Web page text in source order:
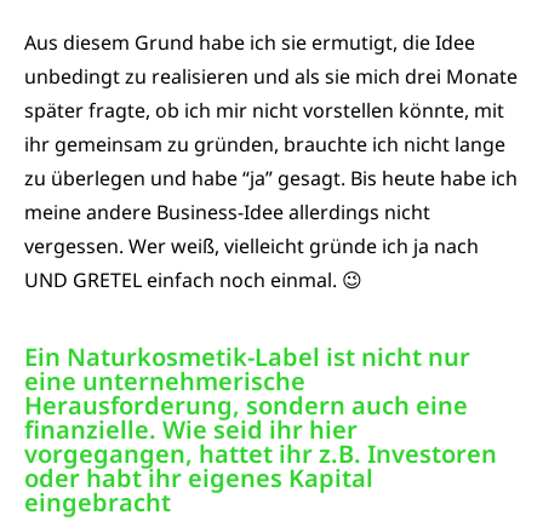
Aus diesem Grund habe ich sie ermutigt, die Idee
unbedingt zu realisieren und als sie mich drei Monate
später fragte, ob ich mir nicht vorstellen könnte, mit
ihr gemeinsam zu gründen, brauchte ich nicht lange
zu überlegen und habe “ja” gesagt. Bis heute habe ich
meine andere Business-Idee allerdings nicht
vergessen. Wer weiß, vielleicht gründe ich ja nach
UND GRETEL einfach noch einmal. 😉
Ein Naturkosmetik-Label ist nicht nur
eine unternehmerische
Herausforderung, sondern auch eine
finanzielle. Wie seid ihr hier
vorgegangen, hattet ihr z.B. Investoren
oder habt ihr eigenes Kapital
eingebracht​